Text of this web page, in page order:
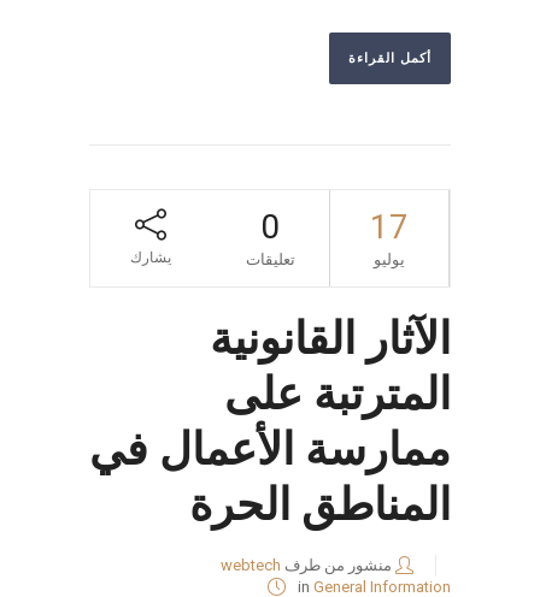
أكمل القراءة
17
يوليو
0
تعليقات يشارك
الآثار القانونية
المترتبة على
ممارسة الأعمال في
المناطق الحرة
منشور من طرف webtech
in General Information